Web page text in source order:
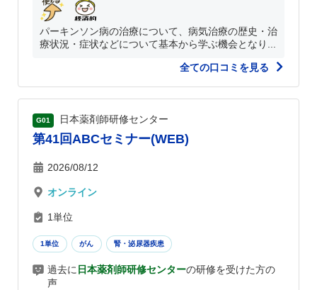
パーキンソン病の治療について、病気治療の歴史・治
療状況・症状などについて基本から学ぶ機会となり...
全ての口コミを見る
G01 日本薬剤師研修センター
第41回ABCセミナー(WEB)
2026/08/12
オンライン
1単位
1単位 がん 腎・泌尿器疾患
過去に 日本薬剤師研修センターの研修を受けた方の
声